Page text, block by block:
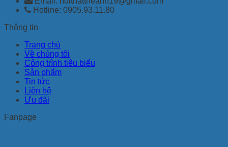
Hotline: 0905.93.11.80
Thông tin
Trang chủ
Về chúng tôi
Công trình tiêu biểu
Sản phẩm
Tin tức
Liên hệ
Ưu đãi
Fanpage